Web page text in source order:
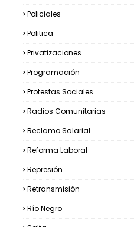
Policiales
Politica
Privatizaciones
Programación
Protestas Sociales
Radios Comunitarias
Reclamo Salarial
Reforma Laboral
Represión
Retransmisión
Río Negro